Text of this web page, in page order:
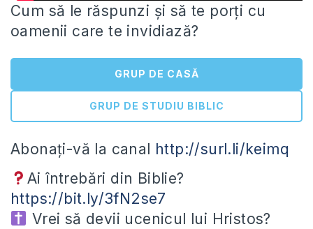
Cum să le răspunzi și să te porți cu
oamenii care te invidiază?
GRUP DE CASĂ
GRUP DE STUDIU BIBLIC
Abonați-vă la canal http://surl.li/keimq
Aiîntrebări din Biblie?
https://bit.ly/3fN2se7
Vrei să devii ucenicul lui Hristos?